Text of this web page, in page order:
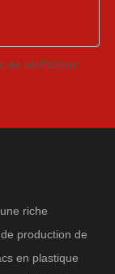
riche
production de
en plastique